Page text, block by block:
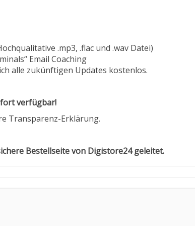
.mp3, .flac und .wav Datei)
Email Coaching
alle zukünftigen Updates kostenlos.
verfügbar!
Transparenz-Erklärung.
Bestellseite von Digistore24 geleitet.